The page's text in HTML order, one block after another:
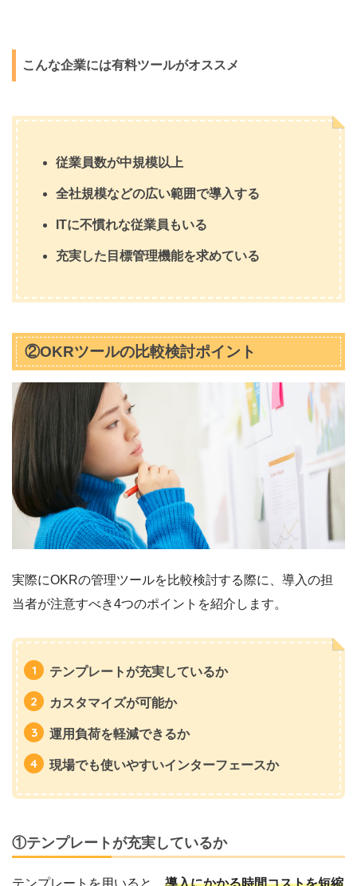
こんな企業には有料ツールがオススメ
従業員数が中規模以上
全社規模などの広い範囲で導入する
ITに不慣れな従業員もいる
充実した目標管理機能を求めている
②OKRツールの比較検討ポイント
実際にOKRの管理ツールを比較検討する際に、導入の担
当者が注意すべき4つのポイントを紹介します。
テンプレートが充実しているか
カスタマイズが可能か
運用負荷を軽減できるか
現場でも使いやすいインターフェースか
①テンプレートが充実しているか